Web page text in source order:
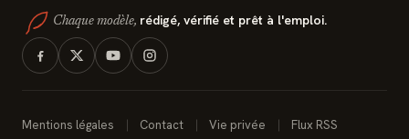
Chaque modèle, rédigé, vérifié et prêt à l'emploi.
Mentions légales Contact Vie privée Flux RSS